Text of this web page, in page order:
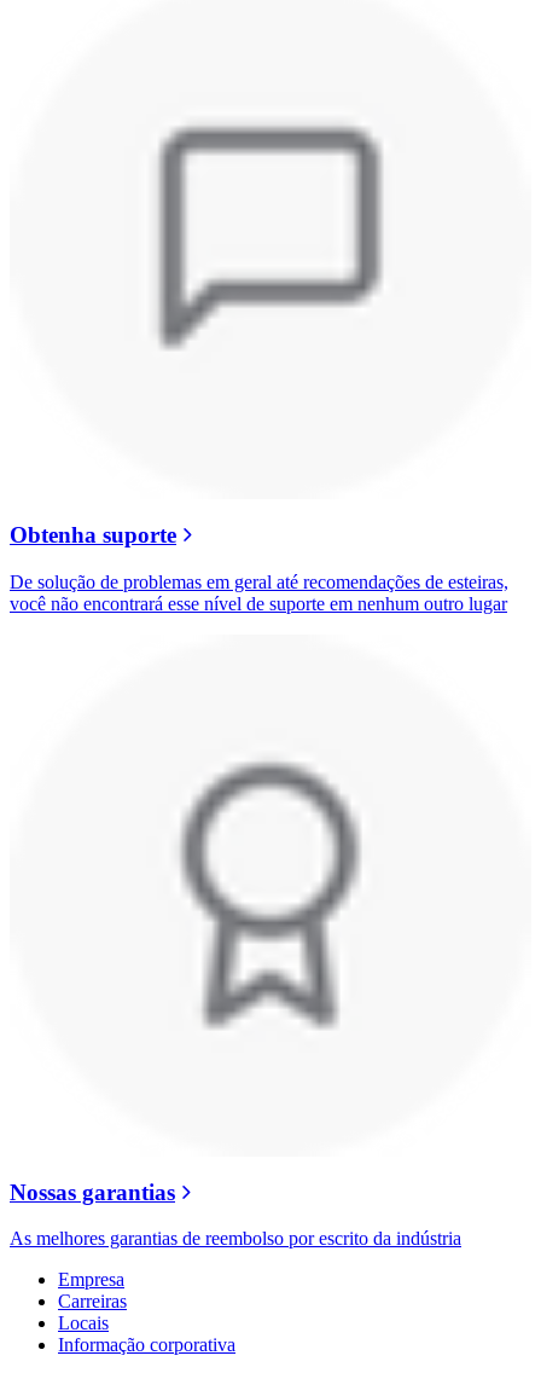
Obtenha suporte
De solução de problemas em geral até recomendações de esteiras,
você não encontrará esse nível de suporte em nenhum outro lugar
Nossas garantias
As melhores garantias de reembolso por escrito da indústria
Empresa
Carreiras
Locais
Informação corporativa